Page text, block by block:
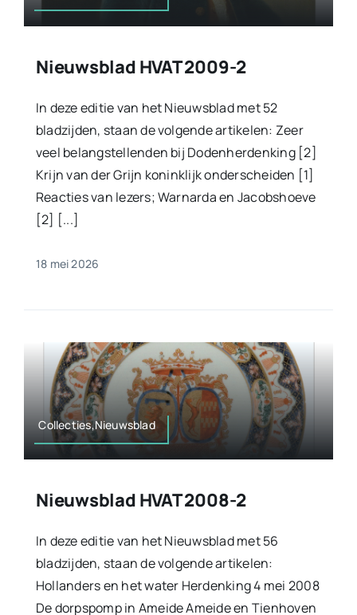
Nieuwsblad HVAT 2009-2
In deze editie van het Nieuwsblad met 52
bladzijden, staan de volgende artikelen: Zeer
veel belangstellenden bij Dodenherdenking [2]
Krijn van der Grijn koninklijk onderscheiden [1]
Reacties van lezers; Warnarda en Jacobshoeve
[2] [...]
18 mei 2026
Collecties,Nieuwsblad
Nieuwsblad HVAT 2008-2
In deze editie van het Nieuwsblad met 56
bladzijden, staan de volgende artikelen:
Hollanders en het water Herdenking 4 mei 2008
De dorpspomp in Ameide Ameide en Tienhoven